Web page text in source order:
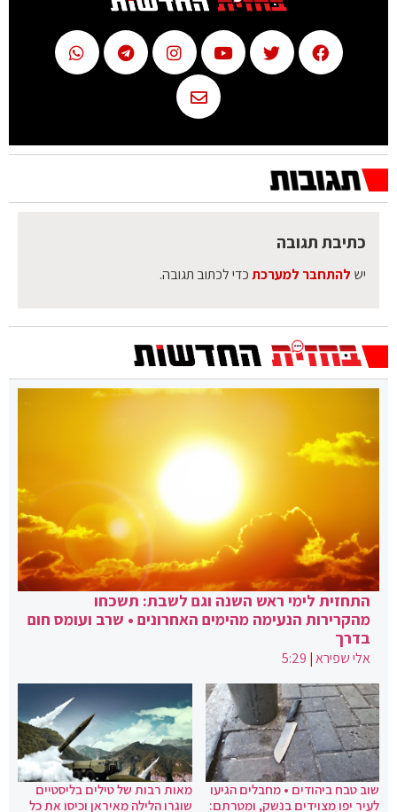
כתיבת תגובה
יש להתחבר למערכתכדי לכתוב תגובה.
התחזית לימי ראש השנה וגם לשבת: תשכחו
מהקרירות הנעימה מהימים האחרונים • שרב ועומס חום
בדרך
אלי שפירא|
5:29
שוב טבח ביהודים • מחבלים הגיעו
לעיר יפו מצוידים בנשק, ומטרתם:
מאות רבות של טילים בליסטיים
שוגרו הלילה מאיראן וכיסו את כל